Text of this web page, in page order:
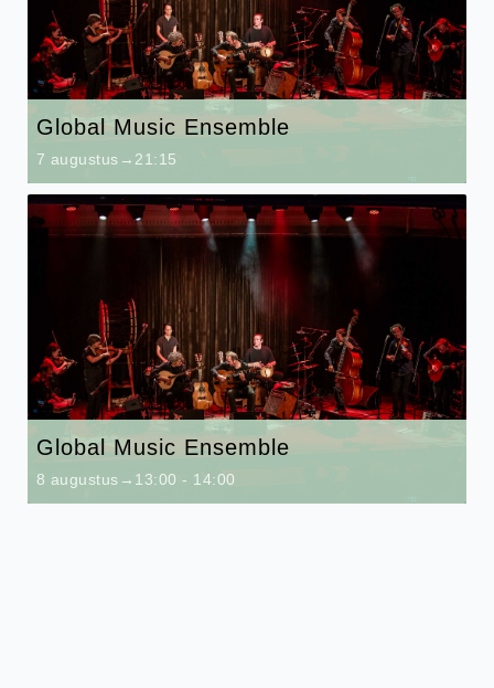
Global Music Ensemble
7 augustus→21:15
Global Music Ensemble
8 augustus→13:00 - 14:00